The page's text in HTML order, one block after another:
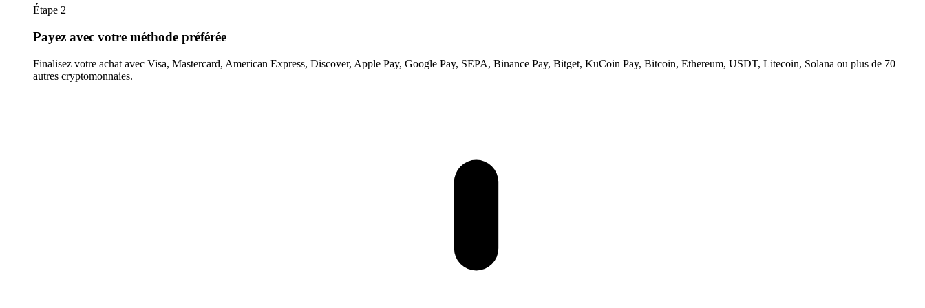
Étape 2
Payez avec votre méthode préférée
Finalisez votre achat avec Visa, Mastercard, American Express, Discover, Apple Pay, Google Pay, SEPA, Binance Pay, Bitget, KuCoin Pay, Bitcoin, Ethereum, USDT, Litecoin, Solana ou plus de 70
autres cryptomonnaies.